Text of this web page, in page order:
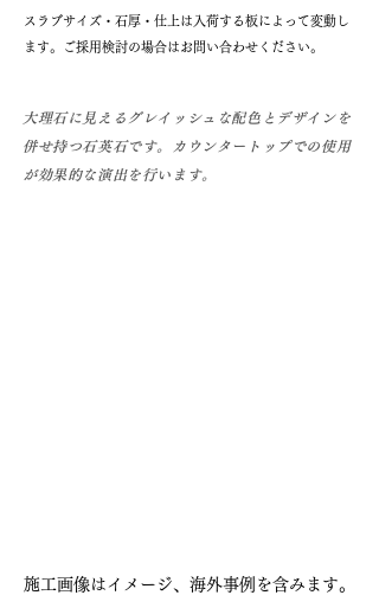
​スラブサイズ・石厚・仕上は入荷する板によって変動し
ます。ご採用検討の場合はお問い合わせください。
大理石に見えるグレイッシュな配色とデザインを
併せ持つ石英石です。カウンタートップでの使用
が効果的な演出を行います。
施工画像はイメージ、海外事例を含みます。